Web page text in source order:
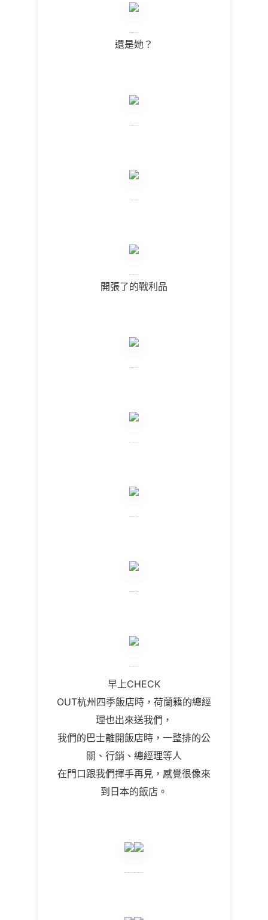
還是她？
開張了的戰利品
早上CHECK
OUT杭州四季飯店時，荷蘭籍的總經
理也出來送我們，
我們的巴士離開飯店時，一整排的公
關、行銷、總經理等人
在門口跟我們揮手再見，感覺很像來
到日本的飯店。